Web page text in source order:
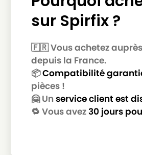
AKA
AKA
AKA
AKA
AKA
AKA
AKA
sur Spirfix ?
🇫🇷 Vous achetez auprès
depuis la France.
📦Compatibilité
pièces !
🤗 Un service client est
🔁 Vous avez30 jours